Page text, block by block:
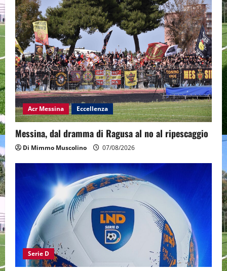
Acr Messina Eccellenza
Messina, dal dramma di Ragusa al no al ripescaggio
Di Mimmo Muscolino 07/08/2026
Serie D